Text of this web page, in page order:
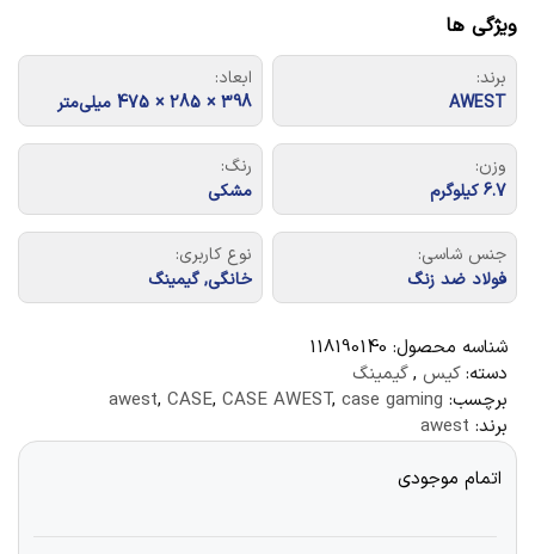
ویژگی ها
برند:
AWEST
ابعاد:
398 × 285 × 475 میلی‎‌متر
وزن:
6.7 کیلوگرم
رنگ:
مشکی
جنس شاسی:
فولاد ضد زنگ
نوع کاربری:
خانگی, گیمینگ
شناسه محصول: 118190140
دسته:کیس ,گیمینگ
برچسب:
awest, CASE, CASE AWEST, case gaming
برند: awest
اتمام موجودی